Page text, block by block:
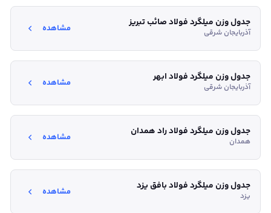
جدول وزن میلگرد فولاد صائب تبریز
آذربایجان شرقی مشاهده
جدول وزن میلگرد فولاد ابهر
آذربایجان شرقی مشاهده
جدول وزن میلگرد فولاد راد همدان
همدان مشاهده
جدول وزن میلگرد فولاد بافق یزد
یزد مشاهده